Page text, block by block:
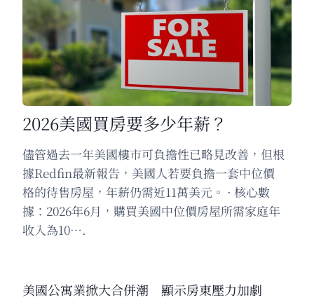
2026美國買房要多少年薪？
儘管過去一年美國樓市可負擔性已略見改善，但根
據Redfin最新報告，美國人若要負擔一套中位價
格的待售房屋，年薪仍需近11萬美元。 · 核心數
據：2026年6月，購買美國中位價房屋所需家庭年
收入為10….
美國公寓業掀大合併潮 顯示房東壓力加劇